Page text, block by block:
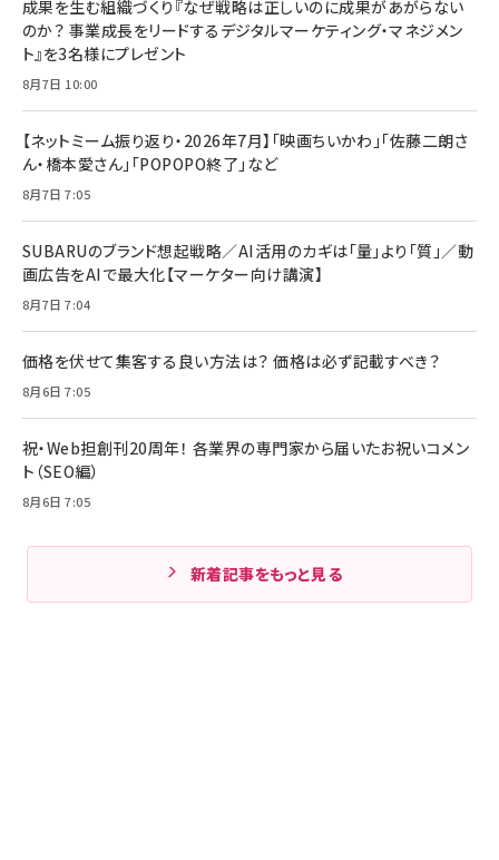
成果を生む組織づくり『なぜ戦略は正しいのに成果があがらない
のか？ 事業成長をリードするデジタルマーケティング・マネジメン
ト』を3名様にプレゼント
8月7日 10:00
【ネットミーム振り返り・2026年7月】「映画ちいかわ」「佐藤二朗さ
ん・橋本愛さん」「POPOPO終了」など
8月7日 7:05
SUBARUのブランド想起戦略／AI活用のカギは「量」より「質」／動
画広告をAIで最大化【マーケター向け講演】
8月7日 7:04
価格を伏せて集客する良い方法は？ 価格は必ず記載すべき？
8月6日 7:05
祝・Web担創刊20周年！ 各業界の専門家から届いたお祝いコメン
ト（SEO編）
8月6日 7:05
新着記事をもっと見る